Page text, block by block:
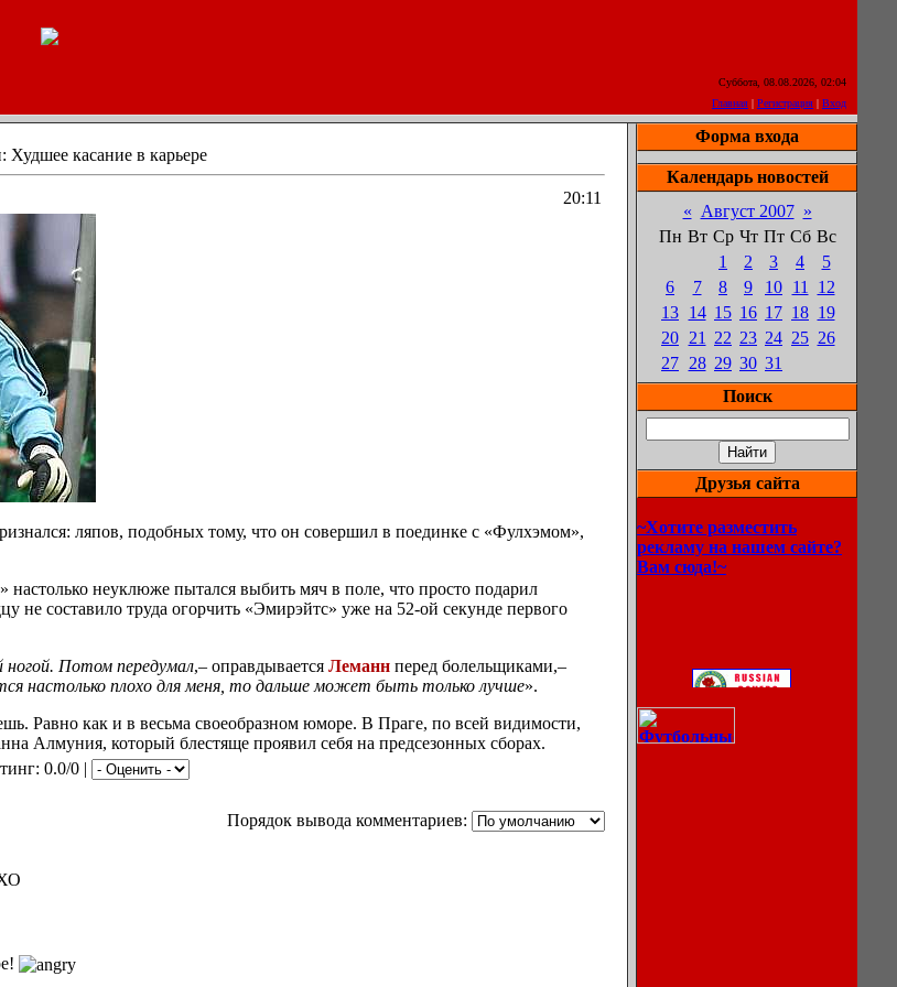
Суббота, 08.08.2026, 02:04
Главная | Регистрация | Вход
Худшее касание в карьере
20:11
ляпов, подобных тому, что он совершил в поединке с «Фулхэмом»,
настолько неуклюже пытался выбить мяч в поле, что просто подарил
не составило труда огорчить «Эмирэйтс» уже на 52-ой секунде первого
ногой. Потом передумал,– оправдывается Леманн перед болельщиками,–
настолько плохо для меня, то дальше может быть только лучше».
Равно как и в весьма своеобразном юморе. В Праге, по всей видимости,
Алмуния, который блестяще проявил себя на предсезонных сборах.
0.0/0 |
Порядок вывода комментариев:
Форма входа
Календарь новостей
« Август 2007 »
Пн Вт Ср Чт Пт Сб Вс
1
2 3 4
5
6
7 8 9 10 11
12
13 14 15 16 17 18 19
20 21 22 23 24 25 26
27 28 29 30 31
Поиск
Друзья сайта
~Хотите разместить
рекламу на нашем сайте?
Вам сюда!~